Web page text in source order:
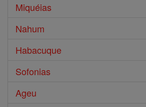
Miquéias
Nahum
Habacuque
Sofonias
Ageu